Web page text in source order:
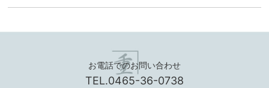
お電話でのお問い合わせ
TEL.0465-36-0738